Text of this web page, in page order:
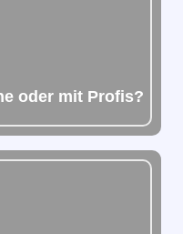
oder mit Profis?